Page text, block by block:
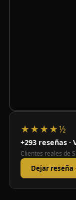
★★★★½
+293 reseñas
Clientes reales de
Dejar reseña